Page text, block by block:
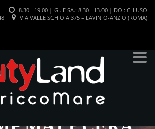
8.30 - 19.00 | GI. E SA.: 8.30 - 13.00 | DO.: CHIUSO
VIA VALLE SCHIOIA 375 – LAVINIO-ANZIO (ROMA)